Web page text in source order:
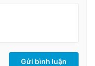
Gửi bình luận